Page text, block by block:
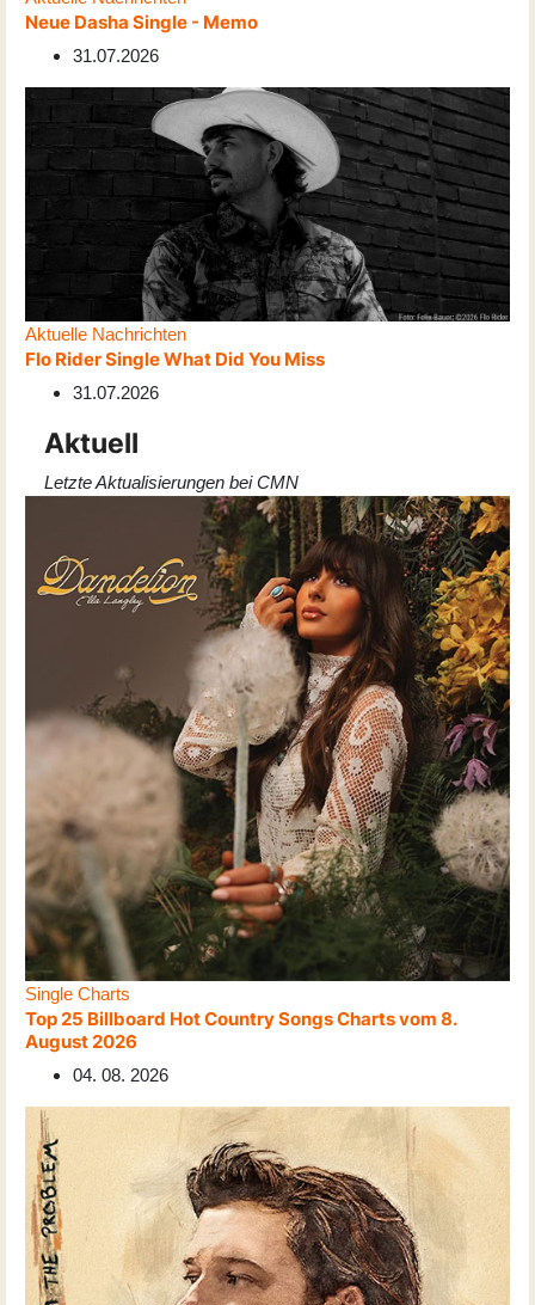
Neue Dasha Single - Memo
31.07.2026
Aktuelle Nachrichten
Flo Rider Single What Did You Miss
31.07.2026
Aktuell
Letzte Aktualisierungen bei CMN
Single Charts
Top 25 Billboard Hot Country Songs Charts vom 8.
August 2026
04. 08. 2026